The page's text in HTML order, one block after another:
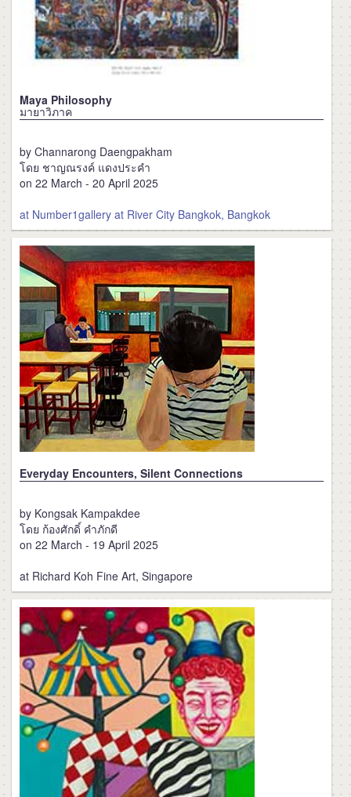
Maya Philosophy
มายาวิภาค
by Channarong Daengpakham
โดย ชาญณรงค์ แดงประคำ
on 22 March - 20 April 2025
at Number1gallery at River City Bangkok, Bangkok
Everyday Encounters, Silent Connections
by Kongsak Kampakdee
โดย ก้องศักดิ์ คำภักดี
on 22 March - 19 April 2025
at Richard Koh Fine Art, Singapore